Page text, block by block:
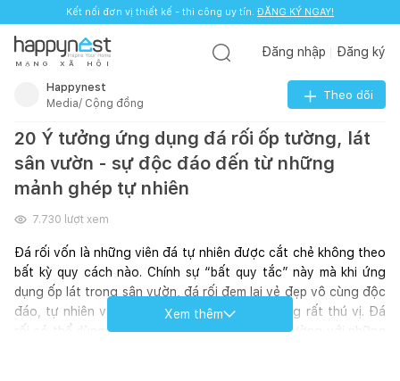
Kết nối đơn vị thiết kế - thi công uy tín. ĐĂNG KÝ NGAY!
M Ạ N G X Ã H Ộ I
Đăng nhập Đăng ký
Happynest
Media/ Cộng đồng
Theo dõi
20 Ý tưởng ứng dụng đá rối ốp tường, lát
sân vườn - sự độc đáo đến từ những
mảnh ghép tự nhiên
7.730 lượt xem
Đá rối vốn là những viên đá tự nhiên được cắt chẻ không theo
bất kỳ quy cách nào. Chính sự “bất quy tắc” này mà khi ứng
dụng ốp lát trong sân vườn, đá rối đem lại vẻ đẹp vô cùng độc
đáo, tự nhiên và sẽ chắc chắn sẽ tạo ấn tượng rất thú vị. Đá
rối có thể dùng làm lát sân, lát lối đi và cả ốp tường với những
Xem thêm